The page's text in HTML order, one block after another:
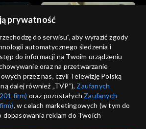
Dzikie serce
odc. 11
prywatność
do serwisu", aby wyrazić zgody
automatycznego śledzenia i
do informacji na Twoim urządzeniu
oraz na przetwarzanie
przez nas, czyli Telewizję Polską
dalej również „TVP”), Zaufanych
firm) oraz pozostałych Zaufanych
, w celach marketingowych (w tym do
reklam do Twoich